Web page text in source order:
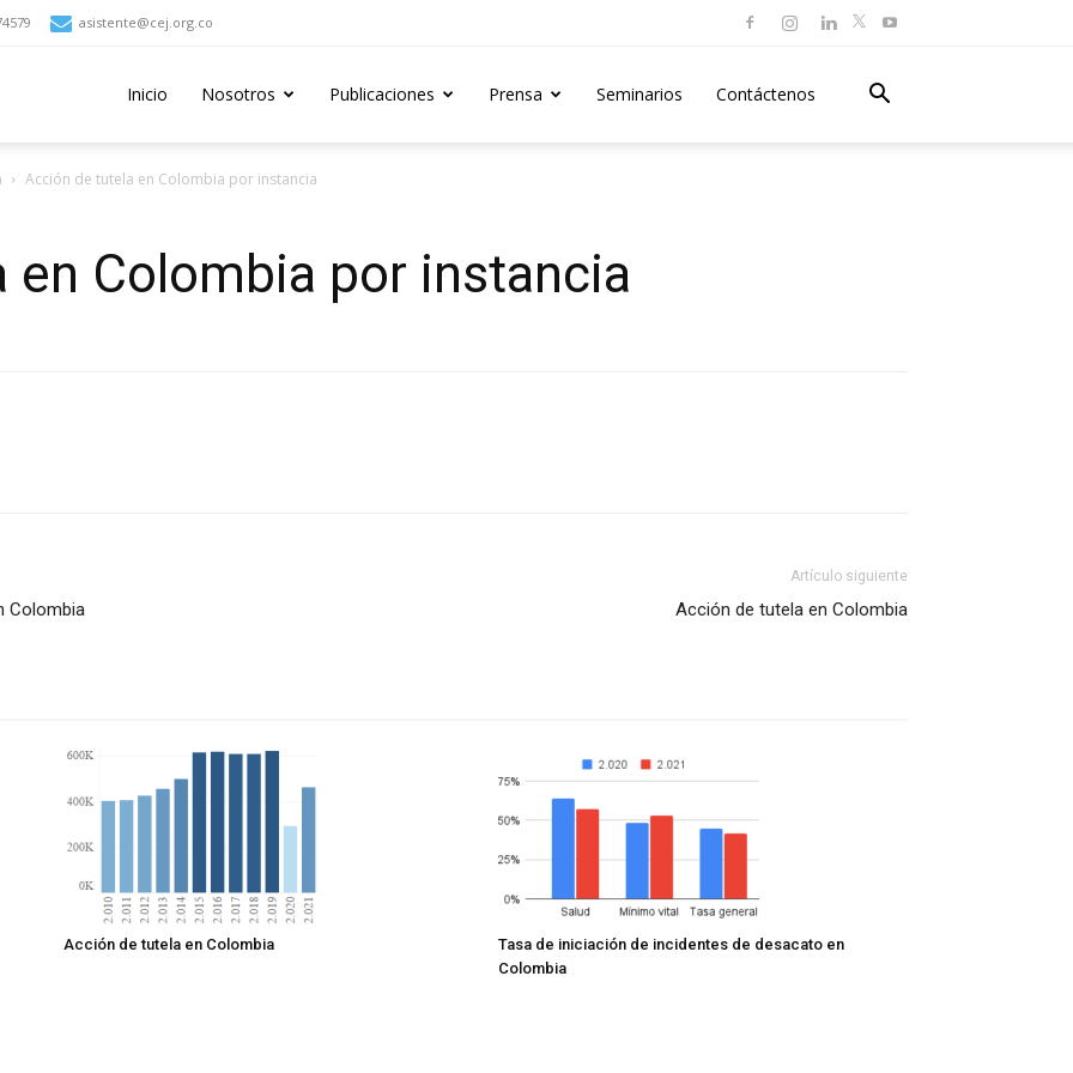
asistente@cej.org.co
Inicio Nosotros Publicaciones Prensa Seminarios Contáctenos
Acción de tutela en Colombia por instancia
Colombia por instancia
Colombia
Artículo siguiente
Acción de tutela en Colombia
Acción de tutela en Colombia
Tasa de iniciación de incidentes de desacato en
Colombia